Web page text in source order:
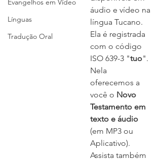
Evangelhos em Vídeo
Línguas
Tradução Oral
áudio e vídeo na
língua Tucano.
Ela é registrada
com o código
ISO 639-3 "tuo".
Nela
oferecemos a
você o Novo
Testamento em
texto e áudio
(em MP3 ou
Aplicativo).
Assista também